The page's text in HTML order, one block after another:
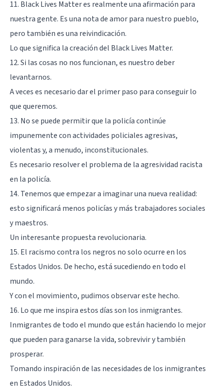
11. Black Lives Matter es realmente una afirmación para
nuestra gente. Es una nota de amor para nuestro pueblo,
pero también es una reivindicación.
Lo que significa la creación del Black Lives Matter.
12. Si las cosas no nos funcionan, es nuestro deber
levantarnos.
A veces es necesario dar el primer paso para conseguir lo
que queremos.
13. No se puede permitir que la policía continúe
impunemente con actividades policiales agresivas,
violentas y, a menudo, inconstitucionales.
Es necesario resolver el problema de la agresividad racista
en la policía.
14. Tenemos que empezar a imaginar una nueva realidad:
esto significará menos policías y más trabajadores sociales
y maestros.
Un interesante propuesta revolucionaria.
15. El racismo contra los negros no solo ocurre en los
Estados Unidos. De hecho, está sucediendo en todo el
mundo.
Y con el movimiento, pudimos observar este hecho.
16. Lo que me inspira estos días son los inmigrantes.
Inmigrantes de todo el mundo que están haciendo lo mejor
que pueden para ganarse la vida, sobrevivir y también
prosperar.
Tomando inspiración de las necesidades de los inmigrantes
en Estados Unidos.